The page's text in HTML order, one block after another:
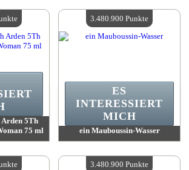
4
Verfügbare Menge:4
5Th
75 ml
4
ein Mauboussin-Wasser
Verfügbare Menge:4
ES
INTERESSIERT
MICH
3.480.900 Punkte
3.480.900 Punkte